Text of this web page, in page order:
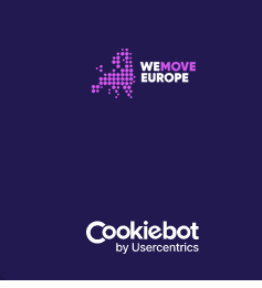
WeMove Europe ist eine
Gemeinschaft. Wir wollen den
Zivilbevölkerung stärken, um Europa
© 2026 WeMove Europe